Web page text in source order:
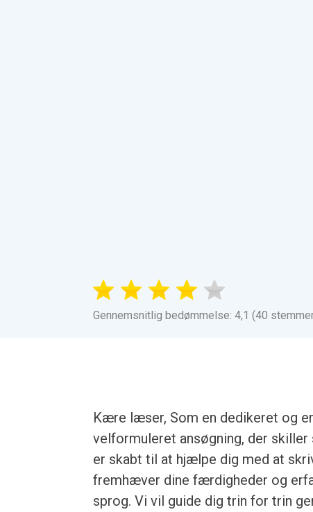
Gennemsnitlig bedømmelse: 4,1 (40
Kære læser, Som en dedikeret og
velformuleret ansøgning, der skiller
er skabt til at hjælpe dig med at
fremhæver dine færdigheder og
sprog. Vi vil guide dig trin for trin